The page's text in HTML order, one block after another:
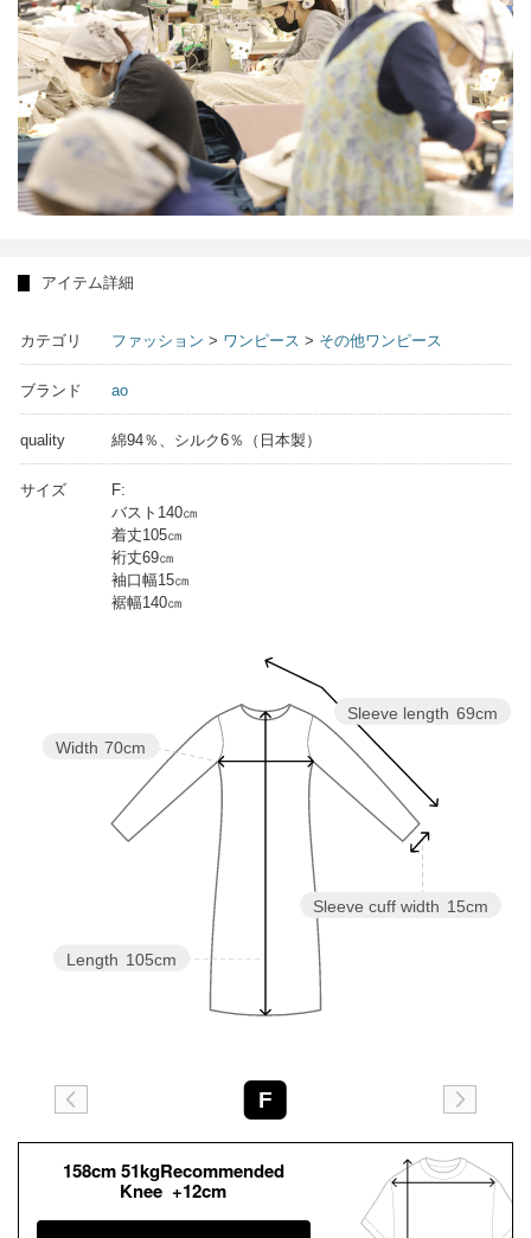
アイテム詳細
カテゴリ ファッション > ワンピース > その他ワンピース
ブランド ao
quality 綿94％、シルク6％（日本製）
サイズ
F:
バスト140㎝
着丈105㎝
裄丈69㎝
袖口幅15㎝
裾幅140㎝
Sleeve cuff width 15cm
Sleeve length 69cm
Length 105cm
Width 70cm
F
158cm 51kgRecommended
Knee +12cm